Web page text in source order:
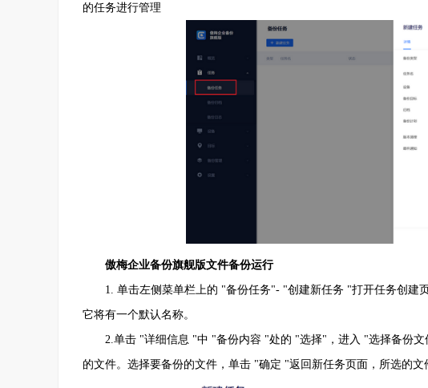
的任务进行管理
傲梅企业备份旗舰版文件备份运行
1. 单击左侧菜单栏上的 "备份任务"- "创建新任务 "打开任务创建
它将有一个默认名称。
2.单击 "详细信息 "中 "备份内容 "处的 "选择"，进入 "选择备份文
的文件。选择要备份的文件，单击 "确定 "返回新任务页面，所选的文